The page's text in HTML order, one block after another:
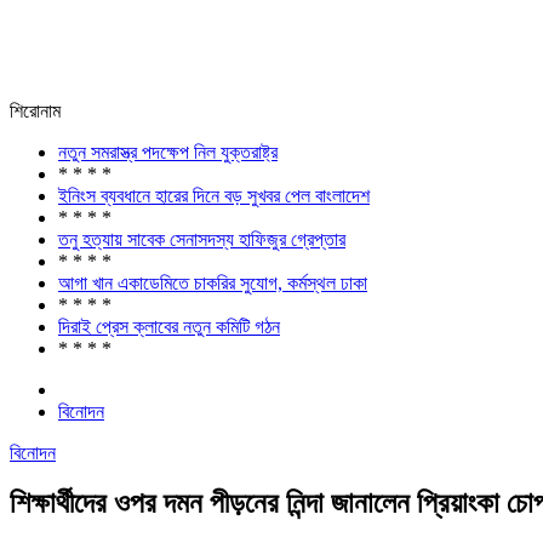
শিরোনাম
নতুন সমরাস্ত্র পদক্ষেপ নিল যুক্তরাষ্ট্র
* * * *
ইনিংস ব্যবধানে হারের দিনে বড় সুখবর পেল বাংলাদেশ
* * * *
তনু হত্যায় সাবেক সেনাসদস্য হাফিজুর গ্রেপ্তার
* * * *
আগা খান একাডেমিতে চাকরির সুযোগ, কর্মস্থল ঢাকা
* * * *
দিরাই প্রেস ক্লাবের নতুন কমিটি গঠন
* * * *
বিনোদন
বিনোদন
শিক্ষার্থীদের ওপর দমন পীড়নের নিন্দা জানালেন প্রিয়াংকা